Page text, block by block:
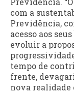
com a
Previdência,
acesso aos
evoluir a
tempo de
frente,
nova realidade